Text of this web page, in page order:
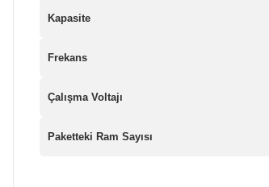
Kapasite
Frekans
Çalışma Voltajı
Paketteki Ram Sayısı